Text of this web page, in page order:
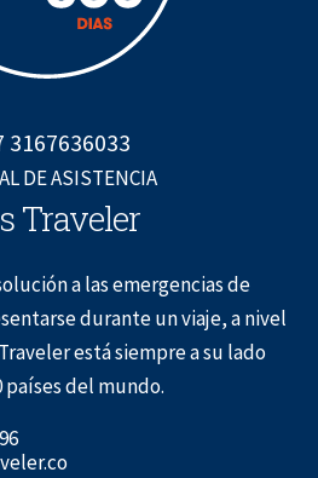
3167636033
DE ASISTENCIA
Traveler
a las emergencias de
durante un viaje, a nivel
está siempre a su lado
países del mundo.